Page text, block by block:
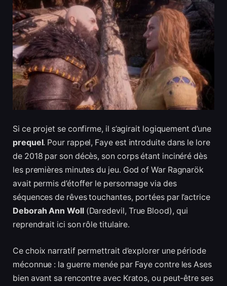
Si ce projet se confirme, il s’agirait logiquement d’une
prequel. Pour rappel, Faye est introduite dans le lore
de 2018 par son décès, son corps étant incinéré dès
les premières minutes du jeu. God of War Ragnarök
avait permis d’étoffer le personnage via des
séquences de rêves touchantes, portées par l’actrice
Deborah Ann Woll(Daredevil, True Blood), qui
reprendrait ici son rôle titulaire.
Ce choix narratif permettrait d’explorer une période
méconnue : la guerre menée par Faye contre les Ases
bien avant sa rencontre avec Kratos, ou peut-être ses